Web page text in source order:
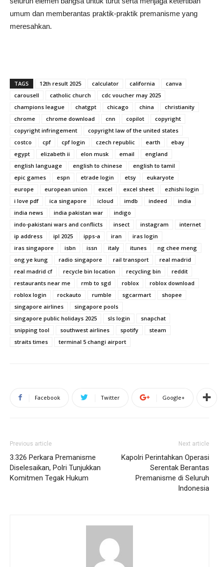
umum dan memberantas praktik-praktik premanisme yang
meresahkan.
TAGS 12th result 2025 calculator california
canva
carousell
catholic church
cdc voucher may 2025
champions league
chatgpt chicago china
christianity
chrome
chrome download cnn copilot
copyright
copyright infringement
copyright law of the united states
costco
cpf cpf login czech republic earth
ebay
egypt
elizabeth ii elon musk email
england
english language
english to chinese
english to tamil
epic games
espn etrade login etsy
eukaryote
europe
european union excel excel sheet
ezhishi login
i love pdf
ica singapore icloud imdb indeed
india
india news
india pakistan war
indigo
indo-pakistani wars and conflicts
insect instagram
internet
ip address
ipl 2025 ipps-a iran
iras login
iras singapore
isbn issn italy itunes
ng chee meng
ong ye kung
radio singapore rail transport
real madrid
real madrid cf
recycle bin location recycling bin
reddit
restaurants near me
rmb to sgd roblox
roblox download
roblox login
rockauto rumble sgcarmart
shopee
singapore airlines
singapore pools
singapore public holidays 2025
sls login
snapchat
snipping tool
southwest airlines spotify
steam
straits times
terminal 5 changi airport
Facebook Twitter Google+
Previous article
3.326 Perkara Premanisme
Diselesaikan, Polri Tunjukkan
Komitmen Tegak Hukum
Next article
Kapolri Perintahkan Operasi
Serentak Berantas
Premanisme di Seluruh
Indonesia